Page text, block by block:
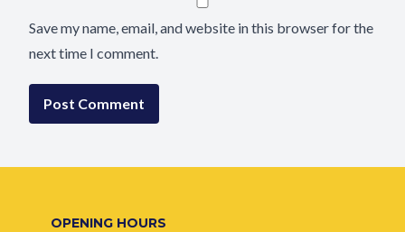
Save my name, email, and website in this browser for the
next time I comment.
OPENING HOURS